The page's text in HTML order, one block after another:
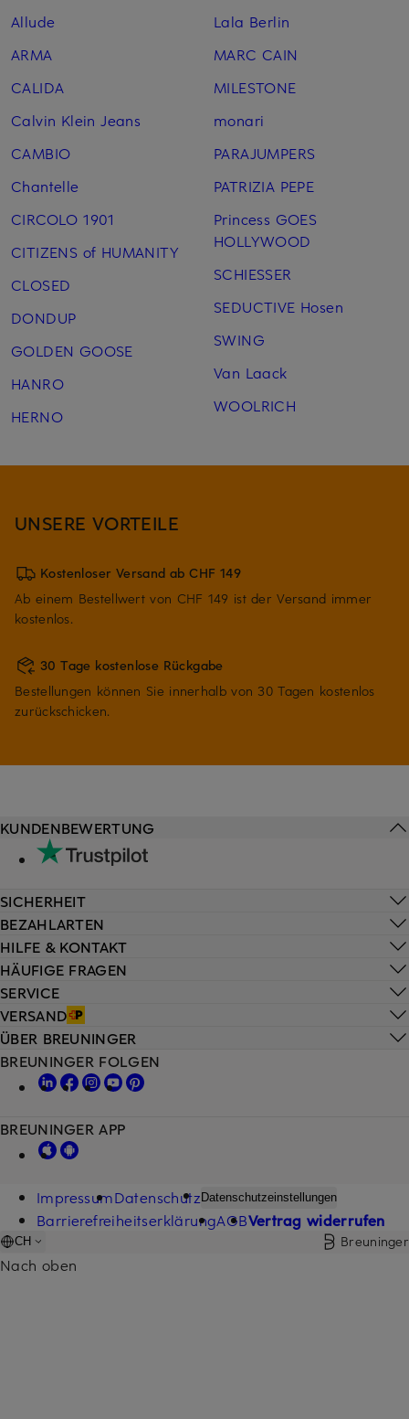
Allude
ARMA
CALIDA
Calvin Klein Jeans
CAMBIO
Chantelle
CIRCOLO 1901
CITIZENS of HUMANITY
CLOSED
DONDUP
GOLDEN GOOSE
HANRO
HERNO
Lala Berlin
MARC CAIN
MILESTONE
monari
PARAJUMPERS
PATRIZIA PEPE
Princess GOES
HOLLYWOOD
SCHIESSER
SEDUCTIVE Hosen
SWING
Van Laack
WOOLRICH
UNSERE VORTEILE
Kostenloser Versand ab CHF 149
Ab einem Bestellwert von CHF 149 ist der Versand immer
kostenlos.
30 Tage kostenlose Rückgabe
Bestellungen können Sie innerhalb von 30 Tagen kostenlos
zurückschicken.
HILFE & KONTAKT
HÄUFIGE FRAGEN
SERVICE
VERSAND
KUNDENBEWERTUNG
SICHERHEIT
BEZAHLARTEN
ÜBER BREUNINGER
BREUNINGER FOLGEN
BREUNINGER APP
ImpressumDatenschutz Datenschutzeinstellungen
BarrierefreiheitserklärungAGBVertrag widerrufen
CH Breuninger
Nach oben